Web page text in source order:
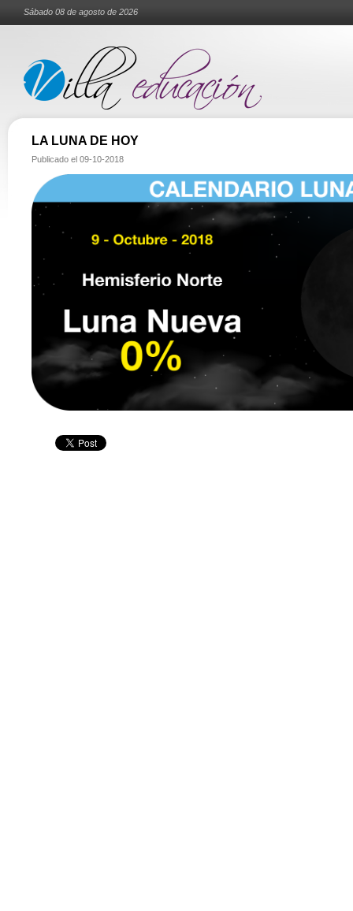
Sábado 08 de agosto de 2026
LA LUNA DE HOY
Publicado el 09-10-2018